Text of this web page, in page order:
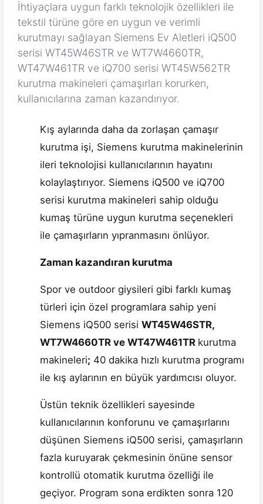
İhtiyaçlara uygun farklı teknolojik özellikleri ile
tekstil türüne göre en uygun ve verimli
kurutmayı sağlayan Siemens Ev Aletleri iQ500
serisi WT45W46STR ve WT7W4660TR,
WT47W461TR ve iQ700 serisi WT45W562TR
kurutma makineleri çamaşırları korurken,
kullanıcılarına zaman kazandırıyor.
Kış aylarında daha da zorlaşan çamaşır
kurutma işi, Siemens kurutma makinelerinin
ileri teknolojisi kullanıcılarının hayatını
kolaylaştırıyor. Siemens iQ500 ve iQ700
serisi kurutma makineleri sahip olduğu
kumaş türüne uygun kurutma seçenekleri
ile çamaşırların yıpranmasını önlüyor.
Zaman kazandıran kurutma
Spor ve outdoor giysileri gibi farklı kumaş
türleri için özel programlara sahip yeni
Siemens iQ500 serisi WT45W46STR,
WT7W4660TR ve WT47W461TR kurutma
makineleri; 40 dakika hızlı kurutma programı
ile kış aylarının en büyük yardımcısı oluyor.
Üstün teknik özellikleri sayesinde
kullanıcılarının konforunu ve çamaşırlarını
düşünen Siemens iQ500 serisi, çamaşırların
fazla kuruyarak çekmesinin önüne sensor
kontrollü otomatik kurutma özelliği ile
geçiyor. Program sona erdikten sonra 120